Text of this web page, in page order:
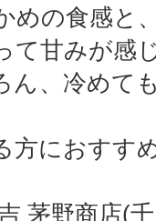
めの食感と
て甘みが感
ん、冷めて
方におすす
茅野商店(